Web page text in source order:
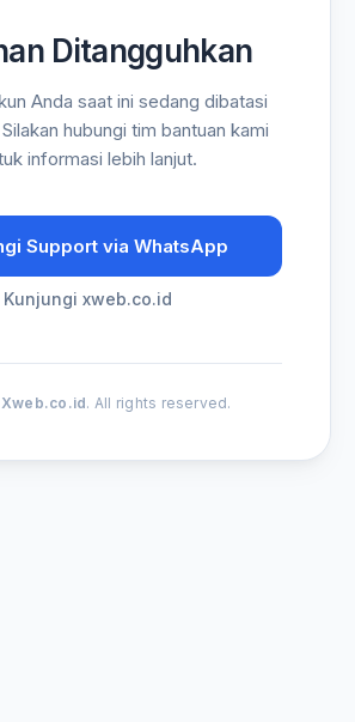
Ditangguhkan
Anda saat ini sedang dibatasi
hubungi tim bantuan kami
informasi lebih lanjut.
Support via WhatsApp
Kunjungi xweb.co.id
Xweb.co.id. All rights reserved.